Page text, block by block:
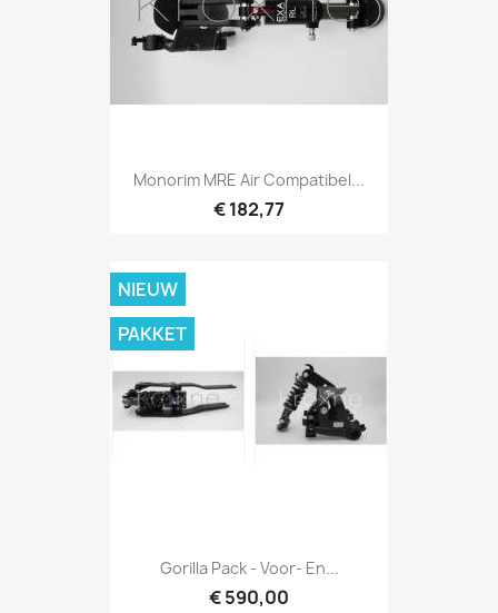
Monorim MRE Air Compatibel...
€ 182,77
Gorilla Pack - Voor- En...
€ 590,00
NIEUW
PAKKET